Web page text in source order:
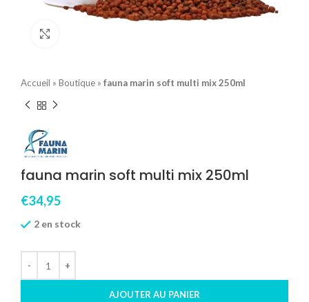
Accueil » Boutique » fauna marin soft multi mix 250ml
fauna marin soft multi mix 250ml
€34,95
2 en stock
AJOUTER AU PANIER